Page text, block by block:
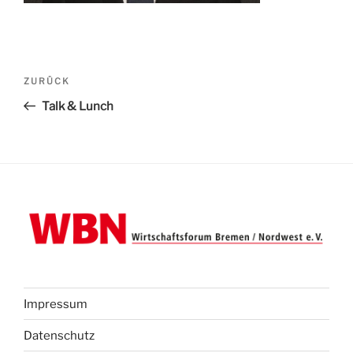
Beitragsnavigation
Vorheriger
Beitrag
ZURÜCK
Talk & Lunch
Impressum
Datenschutz